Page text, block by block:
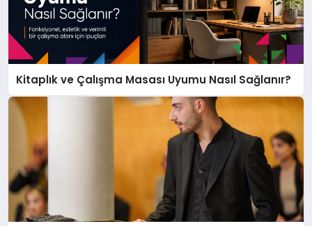
Kitaplık ve Çalışma Masası Uyumu Nasıl Sağlanır?